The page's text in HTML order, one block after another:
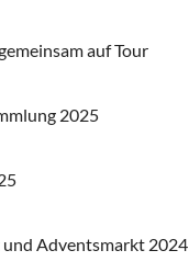
auf Tour
2025
Adventsmarkt 2024